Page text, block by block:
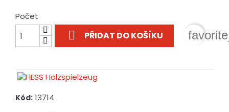
Počet
 PŘIDAT DO KOŠÍKU
Kód: 13714